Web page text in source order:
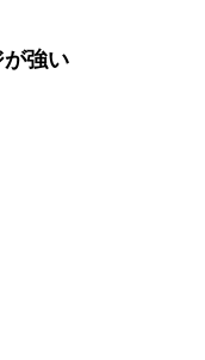
強い